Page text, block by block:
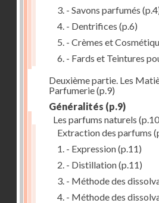
3. - Savons parfumés
4. - Dentrifices (p.6)
5. - Crèmes et
6. - Fards et Teintures
Deuxième partie. Les
Parfumerie(p.9)
Généralités (p.9)
Les parfums naturels
Extraction des parfums
1. - Expression(p.11)
2. - Distillation(p.11)
3. - Méthode des
4. - Méthode des